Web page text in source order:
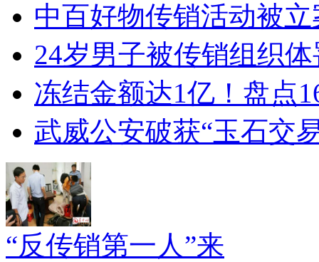
中百好物传销活动被
24岁男子被传销组织
冻结金额达1亿！盘点
武威公安破获“玉石交
“反传销第一人”来